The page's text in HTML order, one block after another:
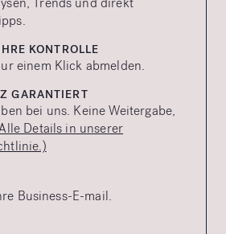
KONTROLLE
einem Klick abmelden.
GARANTIERT
bei uns. Keine Weitergabe,
Details in unserer
Business-E-mail.